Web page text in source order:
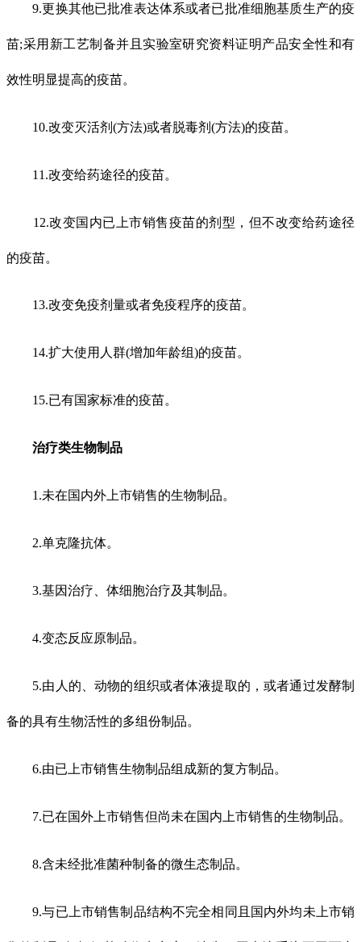
9.更换其他已批准表达体系或者已批准细胞基质生产的疫
苗;采用新工艺制备并且实验室研究资料证明产品安全性和有
效性明显提高的疫苗。
10.改变灭活剂(方法)或者脱毒剂(方法)的疫苗。
11.改变给药途径的疫苗。
12.改变国内已上市销售疫苗的剂型，但不改变给药途径
的疫苗。
13.改变免疫剂量或者免疫程序的疫苗。
14.扩大使用人群(增加年龄组)的疫苗。
15.已有国家标准的疫苗。
治疗类生物制品
1.未在国内外上市销售的生物制品。
2.单克隆抗体。
3.基因治疗、体细胞治疗及其制品。
4.变态反应原制品。
5.由人的、动物的组织或者体液提取的，或者通过发酵制
备的具有生物活性的多组份制品。
6.由已上市销售生物制品组成新的复方制品。
7.已在国外上市销售但尚未在国内上市销售的生物制品。
8.含未经批准菌种制备的微生态制品。
9.与已上市销售制品结构不完全相同且国内外均未上市销